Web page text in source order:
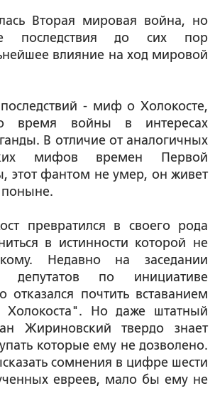
Вторая мировая война, но
последствия до сих пор
влияние на ход мировой
- миф о Холокосте,
время войны в интересах
В отличие от аналогичных
мифов времен Первой
этот фантом не умер, он живет
поныне.
превратился в своего рода
в истинности которой не
Недавно на заседании
депутатов по инициативе
отказался почтить вставанием
Холокоста". Но даже штатный
Жириновский твердо знает
которые ему не дозволено.
сомнения в цифре шести
евреев, мало бы ему не